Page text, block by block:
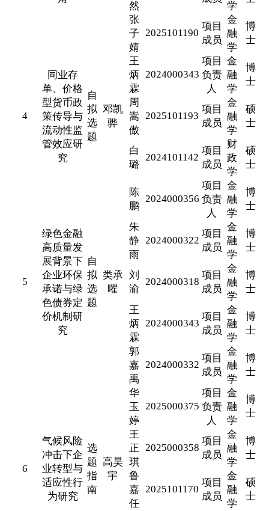
然 学
张
子
婧
2025101190
项目
成员
金
融
学
博
士
4
同业存
单、价格
型货币政
策传导与
流动性监
管效应研
究
自
拟
选
题
邓凯
骅
王
炳
霖
2024000343
项目
负责
人
金
融
学
博
士
周
嵩
傲
2025101193
项目
成员
金
融
学
硕
士
白
璐
2024101142
项目
成员
财
政
学
硕
士
5
绿色金融
高质量发
展背景下
企业环保
承诺与绿
色债券定
价机制研
究
自
拟
选
题
类承
曜
陈
鹏
2024000356
项目
负责
人
金
融
学
博
士
朱
静
雨
2024000322
项目
成员
金
融
学
博
士
刘
渝
2024000318
项目
成员
金
融
学
博
士
王
炳
霖
2024000343
项目
成员
金
融
学
博
士
郭
嘉
禹
2024000332
项目
成员
金
融
学
博
士
6
气候风险
冲击下企
业转型与
适应性行
为研究
选
题
指
南
高昊
宇
华
玉
婷
2025000375
项目
负责
人
金
融
学
博
士
王
正
琪
2025000358
项目
成员
金
融
学
博
士
鲁
嘉
任
2025101170
项目
成员
金
融
学
硕
士